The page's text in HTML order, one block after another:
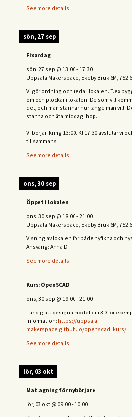
See more details
sön, 27 sep
Fixardag
sön, 27 sep @ 13:00- 17:30
Uppsala Makerspace, Ekeby Bruk 6M, 752
Vi gör ordning och reda i lokalen. T.ex
om och plockar i lokalen. De som vill
det, och man stannar hur länge man vill.
stanna och äta middag ihop.
Vi börjar kring 13:00. Kl 17:30 avslutar vi
tillsammans.
See more details
ons, 30 sep
Öppet i lokalen
ons, 30 sep @ 18:00-21:00
Uppsala Makerspace, Ekeby Bruk 6M, 752
Visning av lokalen för både nyfikna och
Ansvarig: Anna D
See more details
Kurs: OpenSCAD
ons, 30 sep @ 19:00-21:00
Lär dig att designa modeller i 3D för
information: https://uppsala-
makerspace.github.io/openscad_kurs/
See more details
lör, 03 okt
Matlagning för nybörjare
lör, 03 okt @ 09:00- 10:00